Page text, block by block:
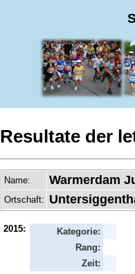
Resultate der
Name: Warmerdam
Ortschaft:
2015:
Kategorie:
Rang:
Zeit: